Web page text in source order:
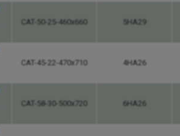
CAT-50-25-460x660 5HA29
CAT-45-22-470x710 4HA26
CAT-58-30-500x720 6HA26